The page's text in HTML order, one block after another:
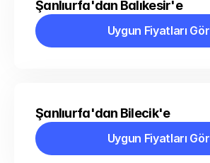
Şanlıurfa'dan Balıkesir'e
Uygun Fiyatları Gör
Uygun Fiyatları Gör
Şanlıurfa'dan Bilecik'e
Uygun Fiyatları Gör
Uygun Fiyatları Gör